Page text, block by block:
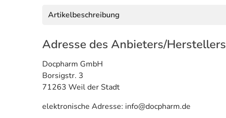
Artikelbeschreibung
Adresse des Anbieters/Herstellers
Docpharm GmbH
Borsigstr. 3
71263 Weil der Stadt
elektronische Adresse: info@docpharm.de